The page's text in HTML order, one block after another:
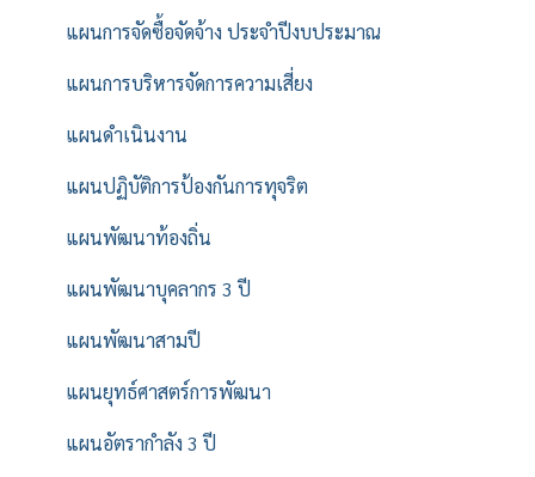
แผนการจัดซื้อจัดจ้าง ประจำปีงบประมาณ
แผนการบริหารจัดการความเสี่ยง
แผนดำเนินงาน
แผนปฏิบัติการป้องกันการทุจริต
แผนพัฒนาท้องถิ่น
แผนพัฒนาบุคลากร 3 ปี
แผนพัฒนาสามปี
แผนยุทธ์ศาสตร์การพัฒนา
แผนอัตรากำลัง 3 ปี